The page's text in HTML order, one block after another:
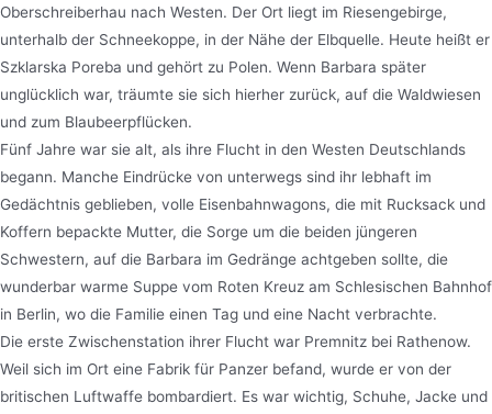
Oberschreiberhau nach Westen. Der Ort liegt im Riesengebirge,
unterhalb der Schneekoppe, in der Nähe der Elbquelle. Heute heißt er
Szklarska Poreba und gehört zu Polen. Wenn Barbara später
unglücklich war, träumte sie sich hierher zurück, auf die Waldwiesen
und zum Blaubeerpflücken.
Fünf Jahre war sie alt, als ihre Flucht in den Westen Deutschlands
begann. Manche Eindrücke von unterwegs sind ihr lebhaft im
Gedächtnis geblieben, volle Eisenbahnwagons, die mit Rucksack und
Koffern bepackte Mutter, die Sorge um die beiden jüngeren
Schwestern, auf die Barbara im Gedränge achtgeben sollte, die
wunderbar warme Suppe vom Roten Kreuz am Schlesischen Bahnhof
in Berlin, wo die Familie einen Tag und eine Nacht verbrachte.
Die erste Zwischenstation ihrer Flucht war Premnitz bei Rathenow.
Weil sich im Ort eine Fabrik für Panzer befand, wurde er von der
britischen Luftwaffe bombardiert. Es war wichtig, Schuhe, Jacke und